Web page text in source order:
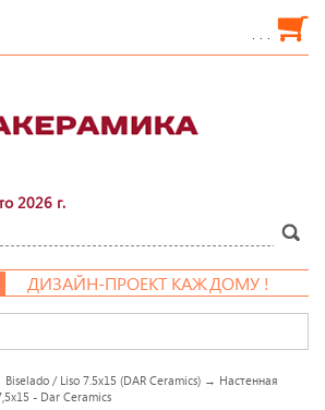
. . .
2026 г.
ДИЗАЙН-ПРОЕКТ КАЖДОМУ !
Biselado / Liso 7.5x15 (DAR Ceramics) → Настенная
- Dar Ceramics